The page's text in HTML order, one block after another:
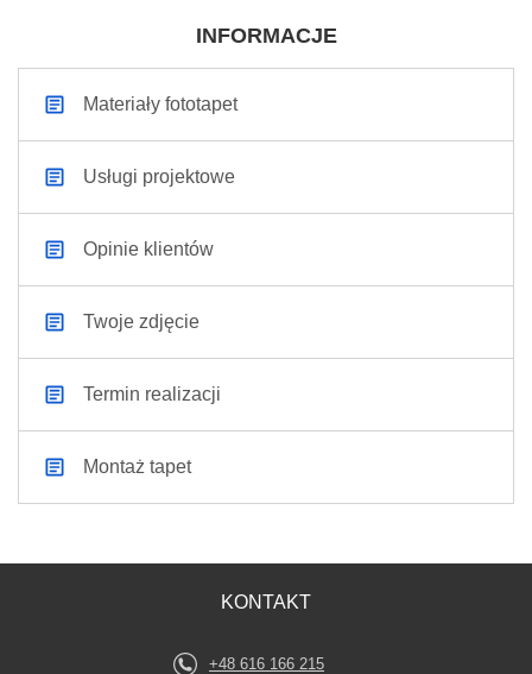
INFORMACJE
Materiały fototapet
Usługi projektowe
Opinie klientów
Twoje zdjęcie
Termin realizacji
Montaż tapet
KONTAKT
+48 616 166 215